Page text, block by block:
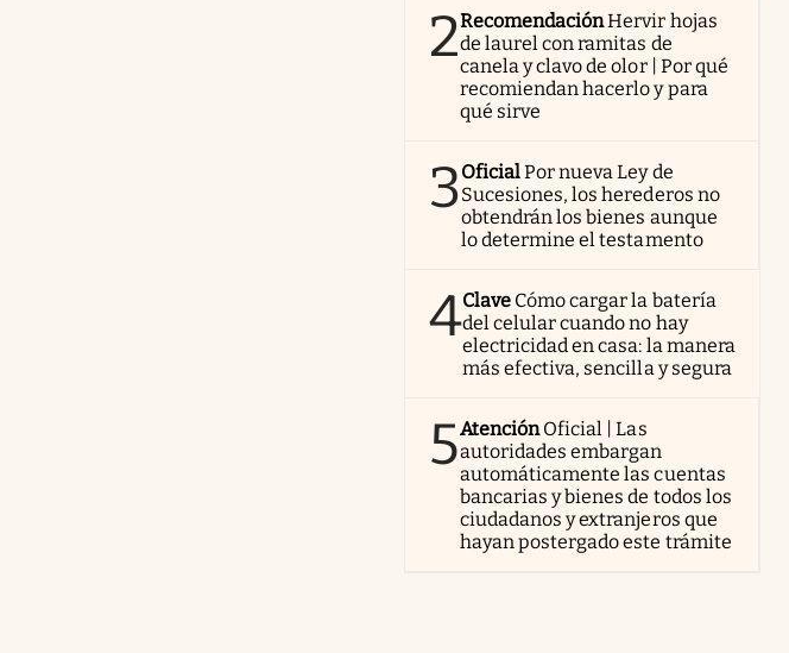
2RecomendaciónHervir hojas
de laurel con ramitas de
canela y clavo de olor | Por qué
recomiendan hacerlo y para
qué sirve
3OficialPor nueva Ley de
Sucesiones, los herederos no
obtendrán los bienes aunque
lo determine el testamento
4Clave Cómo cargar la batería
del celular cuando no hay
electricidad en casa: la manera
más efectiva, sencilla y segura
5AtenciónOficial | Las
autoridades embargan
automáticamente las cuentas
bancarias y bienes de todos los
ciudadanos y extranjeros que
hayan postergado este trámite